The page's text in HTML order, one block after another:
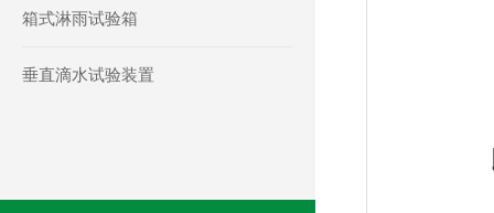
箱式淋雨试验箱
垂直滴水试验装置